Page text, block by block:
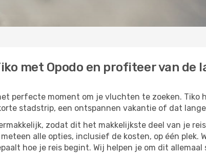
met Opodo en profiteer van de
perfecte moment om je vluchten te zoeken.
stadstrip, een ontspannen vakantie of dat
zodat dit het makkelijkste deel van je
alle opties, inclusief de kosten, op één plek.
hoe je reis begint. Wij helpen je om dit allemaal